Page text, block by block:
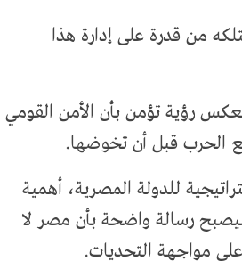
من قدرة على إدارة هذا
رؤية تؤمن بأن الأمن القومي
الحرب قبل أن تخوضها.
للدولة المصرية، أهمية
رسالة واضحة بأن مصر لا
مواجهة التحديات.